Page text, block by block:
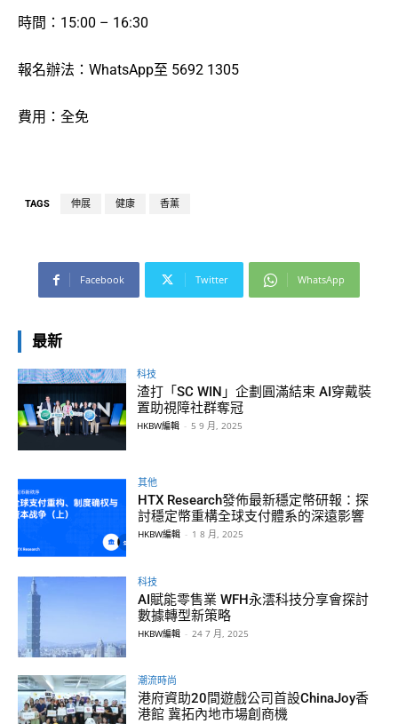
時間：15:00 – 16:30
報名辦法：WhatsApp至 5692 1305
費用：全免
TAGS 伸展 健康 香薰
Facebook Twitter WhatsApp
最新
科技
渣打「SC WIN」企劃圓滿結束 AI穿戴裝
置助視障社群奪冠
HKBW編輯 - 5 9 月, 2025
其他
HTX Research發佈最新穩定幣研報：探
討穩定幣重構全球支付體系的深遠影響
HKBW編輯 - 1 8 月, 2025
科技
AI賦能零售業 WFH永澐科技分享會探討
數據轉型新策略
HKBW編輯 - 24 7 月, 2025
潮流時尚
港府資助20間遊戲公司首設ChinaJoy香
港館 冀拓內地市場創商機